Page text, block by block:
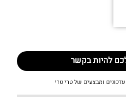
להיות בקשר
ומבצעים של טרי טרי